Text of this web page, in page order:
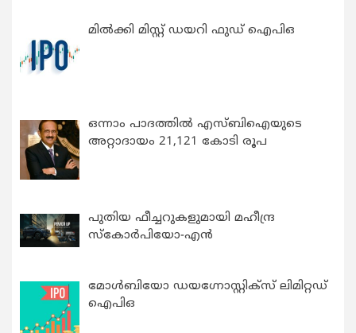
മിൽക്കി മിസ്റ്റ് ഡയറി ഫുഡ് ഐപിഒ
ഒന്നാം പാദത്തിൽ എസ്ബിഐയുടെ
അറ്റാദായം 21,121 കോടി രൂപ
പുതിയ ഫീച്ചറുകളുമായി മഹീന്ദ്ര
സ്കോർപിയോ-എൻ
മോൾബിയോ ഡയഗ്നോസ്റ്റിക്സ് ലിമിറ്റഡ്
ഐപിഒ